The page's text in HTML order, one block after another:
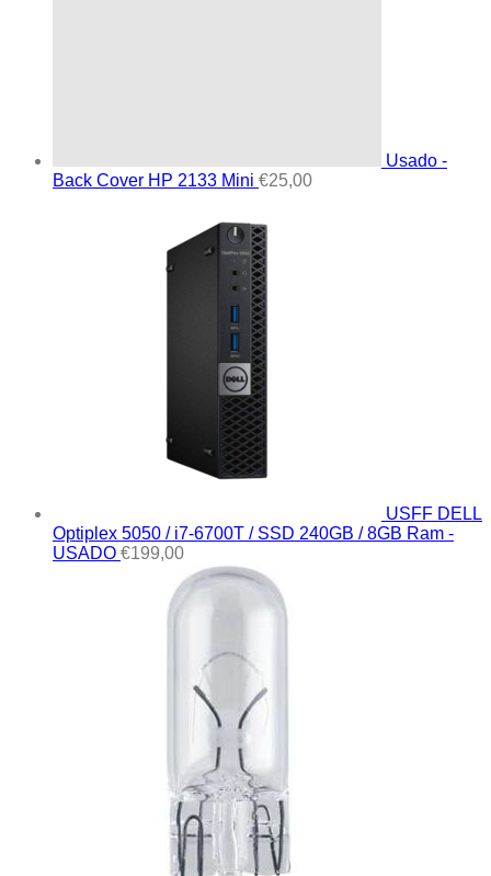
Usado -
Back Cover HP 2133 Mini €25,00
USFF DELL
Optiplex 5050 / i7-6700T / SSD 240GB / 8GB Ram -
USADO €199,00